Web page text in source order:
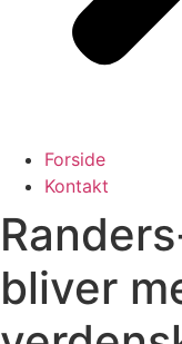
Forside
Kontakt
bliver